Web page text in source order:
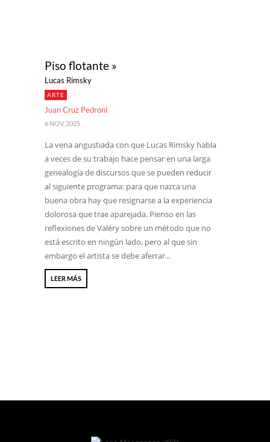
Piso flotante »
Lucas Rimsky
ARTE
Juan Cruz Pedroni
6 NOV, 2025
La vena angustiada con que Lucas Rimsky habla
a veces de su trabajo hace pensar en una larga
genealogía de discursos que se pueden reducir
al siguiente programa: para que nazca una
buena obra hay que resignarse a la experiencia
dolorosa que trae aparejada. Pienso en las
reflexiones de Valéry sobre un método que no
está escrito en ningún lado, pero al que sin
embargo el artista se debe aferrar...
LEER MÁS